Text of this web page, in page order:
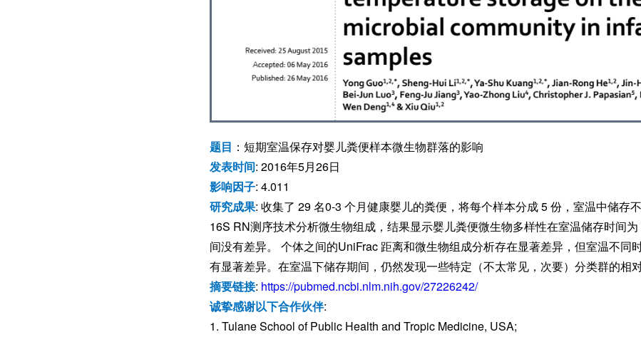
题目 ：短期室温保存对婴儿粪便样本微生物群落的影响
发表时间: 2016年5月26日
影响因子: 4.011
研究成果: 收集了 29 名0-3 个月健康婴儿的粪便，将每个样本分成 5 份，室温中储存
16S RN测序技术分析微生物组成，结果显示婴儿粪便微生物多样性在室温储存时间
间没有差异。 个体之间的UniFrac 距离和微生物组成分析存在显著差异，但室温不同
有显著差异。在室温下储存期间，仍然发现一些特定（不太常见，次要）分类群的相
摘要链接: https://pubmed.ncbi.nlm.nih.gov/27226242/
诚挚感谢以下合作伙伴:
1. Tulane School of Public Health and Tropic Medicine, USA;